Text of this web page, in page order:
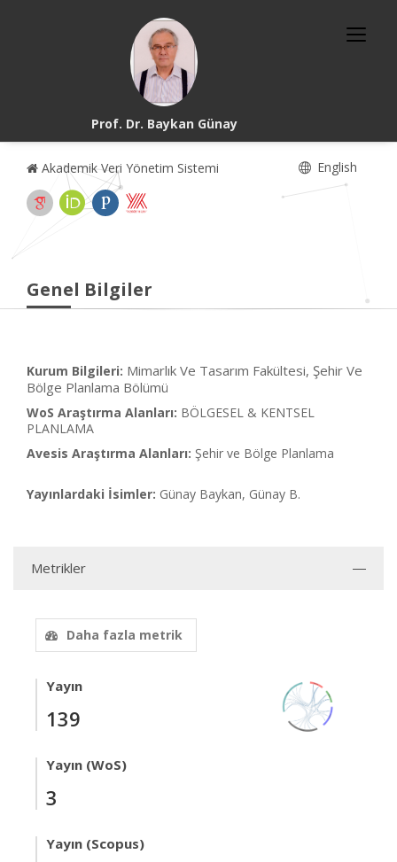
Prof. Dr. Baykan Günay
Akademik Veri Yönetim Sistemi English
Genel Bilgiler
Kurum Bilgileri: Mimarlık Ve Tasarım Fakültesi, Şehir Ve
Bölge Planlama Bölümü
WoS Araştırma Alanları: BÖLGESEL & KENTSEL
PLANLAMA
Avesis Araştırma Alanları: Şehir ve Bölge Planlama
Yayınlardaki İsimler: Günay Baykan, Günay B.
Metrikler
Daha fazla metrik
Yayın
139
Yayın (WoS)
3
Yayın (Scopus)